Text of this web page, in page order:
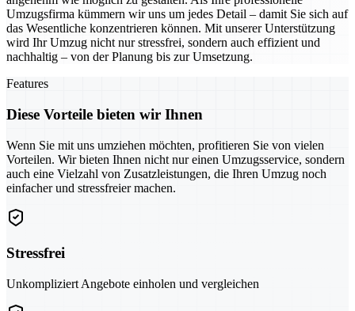
Umzugsfirma kümmern wir uns um jedes Detail – damit Sie sich auf
das Wesentliche konzentrieren können. Mit unserer Unterstützung
wird Ihr Umzug nicht nur stressfrei, sondern auch effizient und
nachhaltig – von der Planung bis zur Umsetzung.
Features
Diese Vorteile bieten wir Ihnen
Wenn Sie mit uns umziehen möchten, profitieren Sie von vielen
Vorteilen. Wir bieten Ihnen nicht nur einen Umzugsservice, sondern
auch eine Vielzahl von Zusatzleistungen, die Ihren Umzug noch
einfacher und stressfreier machen.
Stressfrei
Unkompliziert Angebote einholen und vergleichen